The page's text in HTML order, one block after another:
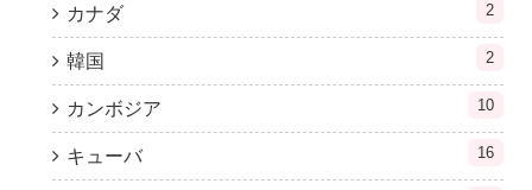
カナダ 2
韓国 2
カンボジア 10
キューバ 16